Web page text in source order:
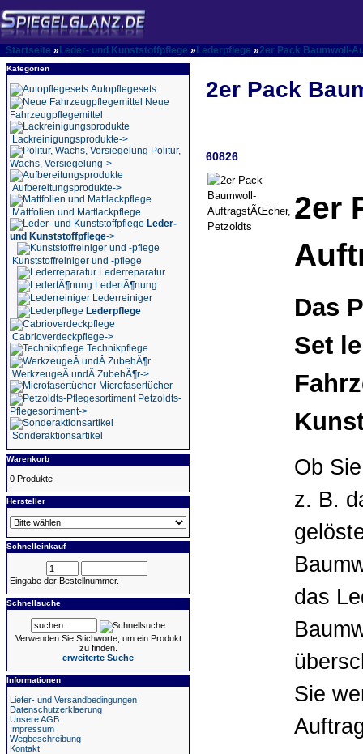
Startseite » Leder- und Kunststoffpflege » Lederpflege »2er Pack Baumwoll-
Kategorien
Autopflegesets
Neue
Fahrzeugpflegemittel
Lackreinigungsprodukte->
Politur,
Wachs, Versiegelung->
Aufbereitungsprodukte->
Mattfolien und Mattlackpflege
Leder-
und Kunststoffpflege->
Kunststoffreiniger und -pflege
Lederreparatur
LedertÃ¶nung
Lederreiniger
Lederpflege
Cabrioverdeckpflege->
Technikpflege
WerkzeugeÂ undÂ ZubehÃ¶r->
Microfasertücher
Petzoldts-
Pflegesortiment->
Sonderaktionsartikel
Warenkorb
0 Produkte
Hersteller
Schnelleinkauf
Eingabe der Bestellnummer.
Schnellsuche
Verwenden Sie Stichworte, um ein Produkt
zu finden.
erweiterte Suche
Informationen
Liefer- und Versandbedingungen
Datenschutzerklaerung
Unsere AGB
Impressum
Wegbeschreibung
Kontakt
2er Pack
60826
2er
Das
Set
Ob
z. B.
das
Sie